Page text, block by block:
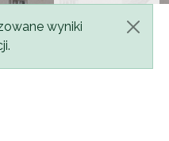
wyniki